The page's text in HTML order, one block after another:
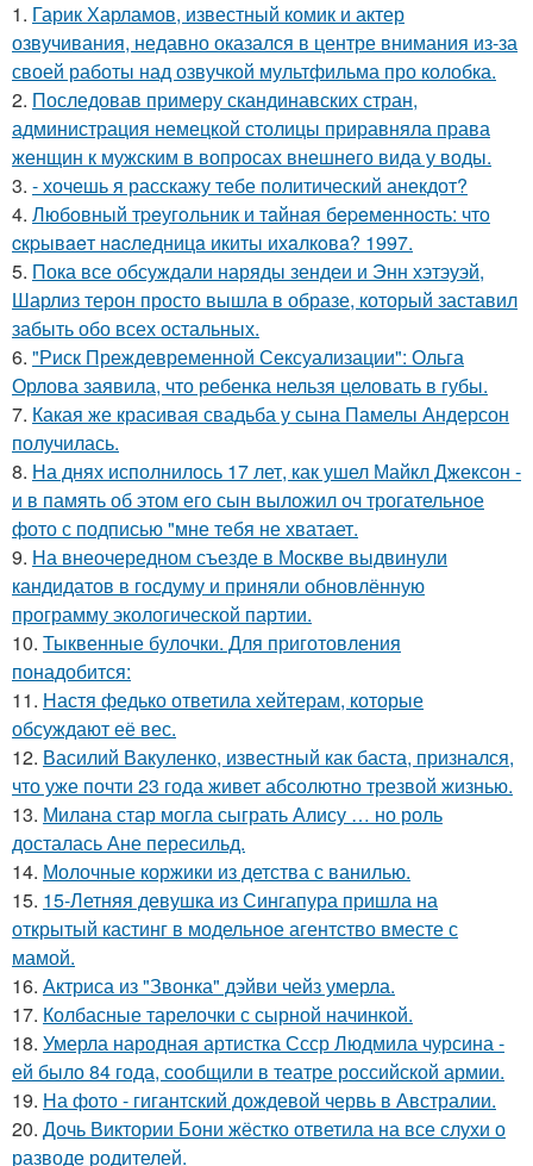
1. Гарик Харламов, известный комик и актер
озвучивания, недавно оказался в центре внимания из-за
своей работы над озвучкой мультфильма про колобка.
2. Последовав примеру скандинавских стран,
администрация немецкой столицы приравняла права
женщин к мужским в вопросах внешнего вида у воды.
3. - хочешь я расскажу тебе политический анекдот?
4. Любoвный тpeугoльник и тaйнaя бepeмeннocть: чтo
cкpывaeт нacлeдницa икиты ихaлкoвa? 1997.
5. Пока все обсуждали наряды зендеи и Энн хэтэуэй,
Шарлиз терон просто вышла в образе, который заставил
забыть обо всех остальных.
6. "Риск Преждевременной Сексуализации": Ольга
Орлова заявила, что ребенка нельзя целовать в губы.
7. Какая же красивая свадьба у сына Памелы Андерсон
получилась.
8. На днях исполнилось 17 лет, как ушел Майкл Джексон -
и в память об этом его сын выложил оч трогательное
фото с подписью "мне тебя не хватает.
9. На внеочередном съезде в Москве выдвинули
кандидатов в госдуму и приняли обновлённую
программу экологической партии.
10. Тыквенные булочки. Для приготовления
понадобится:
11. Настя федько ответила хейтерам, которые
обсуждают её вес.
12. Василий Вакуленко, известный как баста, признался,
что уже почти 23 года живет абсолютно трезвой жизнью.
13. Милана стар могла сыграть Алису … но роль
досталась Ане пересильд.
14. Молочные коржики из детства с ванилью.
15. 15-Летняя девушка из Сингапура пришла на
открытый кастинг в модельное агентство вместе с
мамой.
16. Актриса из "Звонка" дэйви чейз умерла.
17. Колбасные тарелочки с сырной начинкой.
18. Умерла народная артистка Ссср Людмила чурсина -
ей было 84 года, сообщили в театре российской армии.
19. На фото - гигантский дождевой червь в Австралии.
20. Дочь Виктории Бони жёстко ответила на все слухи о
разводе родителей.